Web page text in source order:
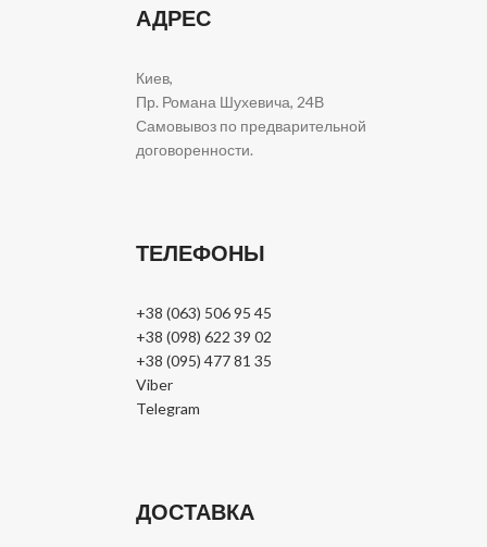
АДРЕС
Киев,
Пр. Романа Шухевича, 24В
Самовывоз по предварительной
договоренности.
ТЕЛЕФОНЫ
+38 (063) 506 95 45
+38 (098) 622 39 02
+38 (095) 477 81 35
Viber
Telegram
ДОСТАВКА